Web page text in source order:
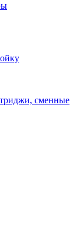
сменные